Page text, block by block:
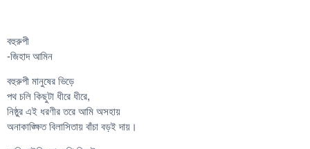
বহুরুপী
-জিহাদ আমিন
বহুরুপী মানুষের ভিড়ে
পথ চলি কিছুটা ধীরে ধীরে,
নিষ্ঠুর এই ধরণীর তরে আমি অসহায়
অনাকাঙ্ক্ষিত বিলাসিতায় বাঁচা বড়ই দায়।